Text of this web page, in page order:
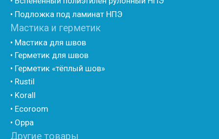
Порилекс
• Трубная изоляция из вспененного полиэтилена
Изотом
• Шнур базальтовый теплоизоляционный
• Компенсационный мат вспененного полиэтилена
• Утеплитель для труб из вспененного полиэтилена
• Уплотнительный шнур HOT ROD XL
• ПСУЛ
• Дихтунгсбанд
• Фиброволокно
• Евроблок ИзоТехпро
• Евроблок Isodom